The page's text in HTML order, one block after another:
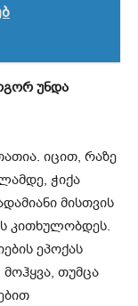
უნდა
იცით, რაზე
ჭიქა
მისთვის
კითხულობდეს.
ეპოქას
თუმცა